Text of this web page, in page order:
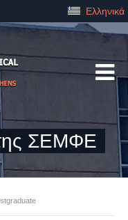
Ελληνικά
ΣΕΜΦΕ